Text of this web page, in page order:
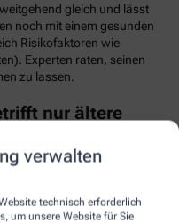
verwalten
technisch erforderlich
um unsere Website für Sie
gleich und lässt
noch mit einem gesunden
Risikofaktoren wie
Experten raten, seinen
zu lassen.
nur ältere
Cholesterinwerte mit
schon von Geburt an